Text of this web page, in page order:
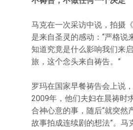
马克在一次采访中说，拍摄
是来自圣灵的感动：“严格说
知道究竟是什么影响我们来
旅，这个念头来自祷告。”
罗玛在国家早餐祷告会上说
2009年，他们夫妇在晨祷时
合神心意的事，随后“就突然
故事拍成连续剧的想法”。马